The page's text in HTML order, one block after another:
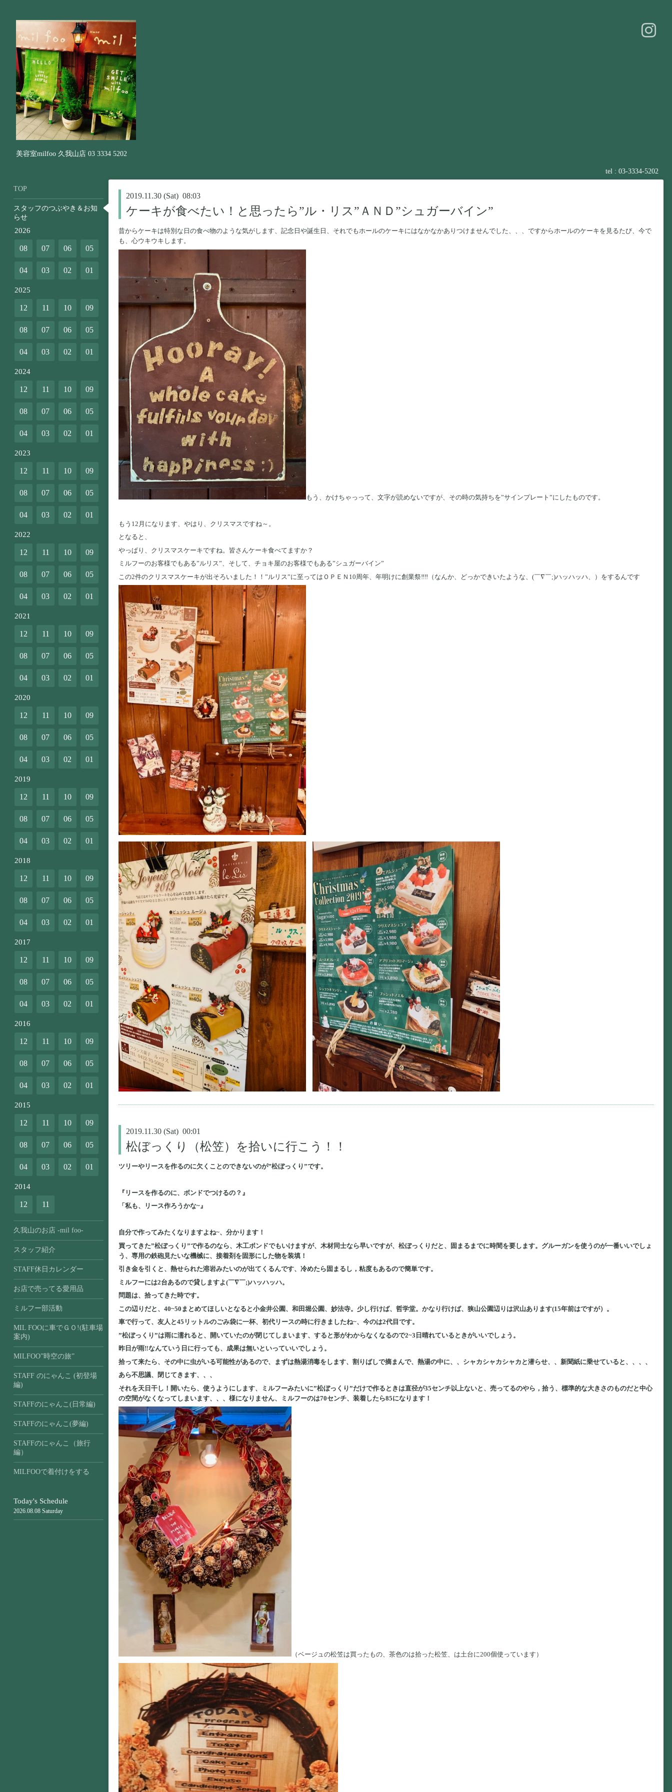
美容室milfoo 久我山店 03 3334 5202
tel : 03-3334-5202
2019.11.30 (Sat) 08:03
ケーキが食べたい！と思ったら”ル・リス”ＡＮＤ”シュガーバイン”
昔からケーキは特別な日の食べ物のような気がします、記念日や誕生日、それでもホールのケーキにはなかなかありつけませんでした、、、ですからホールのケーキを見るたび、今で
も、心ウキウキします。
もう、かけちゃっって、文字が読めないですが、その時の気持ちを”サインプレート”にしたものです。
もう12月になります、やはり、クリスマスですね～。
となると、
やっぱり、クリスマスケーキですね。皆さんケーキ食べてますか？
ミルフーのお客様でもある”ルリス”、そして、チョキ屋のお客様でもある”シュガーバイン”
この2件のクリスマスケーキが出そろいました！！”ルリス”に至ってはＯＰＥＮ10周年、年明けに創業祭‼‼（なんか、どっかできいたような、(￣∇￣;)ハッハッハ、）をするんです
2019.11.30 (Sat) 00:01
松ぼっくり（松笠）を拾いに行こう！！
ツリーやリースを作るのに欠くことのできないのが”松ぼっくり”です。
『リースを作るのに、ボンドでつけるの？』
「私も、リース作ろうかな~』
自分で作ってみたくなりますよね~、分かります！
買ってきた”松ぼっくり”で作るのなら、木工ボンドでもいけますが、木材同士なら早いですが、松ぼっくりだと、固まるまでに時間を要します。グルーガンを使うのが一番いいでしょ
う、専用の鉄砲見たいな機械に、接着剤を固形にした物を装填！
引き金を引くと、熱せられた溶岩みたいのが出てくるんです、冷めたら固まるし，粘度もあるので簡単です。
ミルフーには2台あるので貸しますよ(￣∇￣;)ハッハッハ。
問題は、拾ってきた時です。
この辺りだと、40~50まとめてほしいとなると小金井公園、和田堀公園、妙法寺。少し行けば、哲学堂。かなり行けば、狭山公園辺りは沢山あります(15年前はですが）。
車で行って、友人と45リットルのごみ袋に一杯、初代リースの時に行きましたね~、今のは2代目です。
”松ぼっくり”は雨に濡れると、開いていたのが閉じてしまいます、すると形がわからなくなるので2~3日晴れているときがいいでしょう。
昨日が雨‼なんていう日に行っても、成果は無いといっていいでしょう。
拾って来たら、その中に虫がいる可能性があるので、まずは熱湯消毒をします、割りばしで摘まんで、熱湯の中に、、シャカシャカシャカと潜らせ、、新聞紙に乗せていると、、、、
あら不思議、閉じてきます、、、
それを天日干し！開いたら、使うようにします、ミルフーみたいに”松ぼっくり”だけで作るときは直径が35センチ以上ないと、売ってるのやら，拾う、標準的な大きさのものだと中心
の空間がなくなってしまいます、、、様になりません、ミルフーのは70センチ、装着したら85になります！
（ベージュの松笠は買ったもの、茶色のは拾った松笠、は土台に200個使っています）
TOP
スタッフのつぶやき＆お知
らせ
2026
08 07 06 05
04 03 02 01
2025
12 11 10 09
08 07 06 05
04 03 02 01
2024
12 11 10 09
08 07 06 05
04 03 02 01
2023
12 11 10 09
08 07 06 05
04 03 02 01
2022
12 11 10 09
08 07 06 05
04 03 02 01
2021
12 11 10 09
08 07 06 05
04 03 02 01
2020
12 11 10 09
08 07 06 05
04 03 02 01
2019
12 11 10 09
08 07 06 05
04 03 02 01
2018
12 11 10 09
08 07 06 05
04 03 02 01
2017
12 11 10 09
08 07 06 05
04 03 02 01
2016
12 11 10 09
08 07 06 05
04 03 02 01
2015
12 11 10 09
08 07 06 05
04 03 02 01
2014
12 11
久我山のお店 -mil foo-
スタッフ紹介
STAFF休日カレンダー
お店で売ってる愛用品
ミルフー部活動
MIL FOOに車でＧＯ!(駐車場
案内)
MILFOO”時空の旅”
STAFF のにゃんこ (初登場
編)
STAFFのにゃんこ(日常編)
STAFFのにゃんこ(夢編)
STAFFのにゃんこ（旅行
編）
MILFOOで着付けをする
Today's Schedule
2026.08.08 Saturday